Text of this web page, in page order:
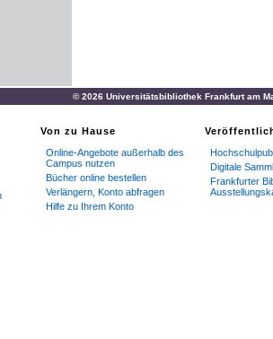
© 2026 Universitätsbibliothek Frankfurt am
Von zu Hause
Online-Angebote außerhalb des
Campus nutzen
Bücher online bestellen
Verlängern, Konto abfragen
Hilfe zu Ihrem Konto
Digitale
Frankfurter